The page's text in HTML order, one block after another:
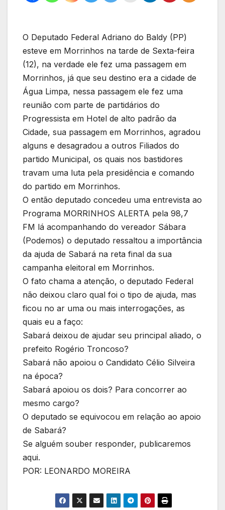
O Deputado Federal Adriano do Baldy (PP)
esteve em Morrinhos na tarde de Sexta-feira
(12), na verdade ele fez uma passagem em
Morrinhos, já que seu destino era a cidade de
Água Limpa, nessa passagem ele fez uma
reunião com parte de partidários do
Progressista em Hotel de alto padrão da
Cidade, sua passagem em Morrinhos, agradou
alguns e desagradou a outros Filiados do
partido Municipal, os quais nos bastidores
travam uma luta pela presidência e comando
do partido em Morrinhos.
O então deputado concedeu uma entrevista ao
Programa MORRINHOS ALERTA pela 98,7
FM lá acompanhando do vereador Sábara
(Podemos) o deputado ressaltou a importância
da ajuda de Sabará na reta final da sua
campanha eleitoral em Morrinhos.
O fato chama a atenção, o deputado Federal
não deixou claro qual foi o tipo de ajuda, mas
ficou no ar uma ou mais interrogações, as
quais eu a faço:
Sabará deixou de ajudar seu principal aliado, o
prefeito Rogério Troncoso?
Sabará não apoiou o Candidato Célio Silveira
na época?
Sabará apoiou os dois? Para concorrer ao
mesmo cargo?
O deputado se equivocou em relação ao apoio
de Sabará?
Se alguém souber responder, publicaremos
aqui.
POR: LEONARDO MOREIRA